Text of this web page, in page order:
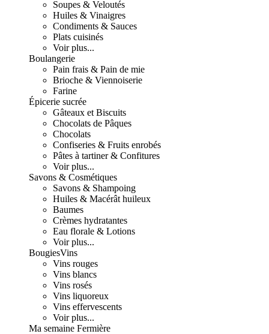
Soupes & Veloutés
Huiles & Vinaigres
Condiments & Sauces
Plats cuisinés
Voir plus...
Boulangerie
Pain frais & Pain de mie
Brioche & Viennoiserie
Farine
Épicerie sucrée
Gâteaux et Biscuits
Chocolats de Pâques
Chocolats
Confiseries & Fruits enrobés
Pâtes à tartiner & Confitures
Voir plus...
Savons & Cosmétiques
Savons & Shampoing
Huiles & Macérât huileux
Baumes
Crèmes hydratantes
Eau florale & Lotions
Voir plus...
BougiesVins
Vins rouges
Vins blancs
Vins rosés
Vins liquoreux
Vins effervescents
Voir plus...
Ma semaine Fermière